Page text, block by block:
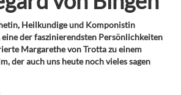
Heilkundige und Komponistin
der faszinierendsten Persönlichkeiten
Margarethe von Trotta zu einem
der auch uns heute noch vieles sagen